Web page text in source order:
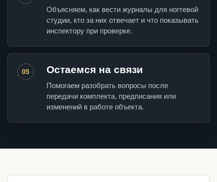
Объясняем, как вести журналы для ногтевой
студии, кто за них отвечает и что показывать
инспектору при проверке.
05 Остаемся на связи
Помогаем разобрать вопросы после
передачи комплекта, предписания или
изменений в работе объекта.